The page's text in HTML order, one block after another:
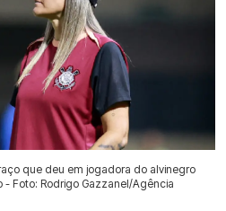
que deu em jogadora do alvinegro
Foto: Rodrigo Gazzanel/Agência